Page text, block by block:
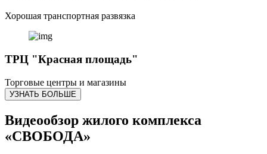
Хорошая транспортная развязка
ТРЦ "Красная площадь"
Торговые центры и магазины
УЗНАТЬ БОЛЬШЕ
Видеообзор жилого комплекса
«СВОБОДА»